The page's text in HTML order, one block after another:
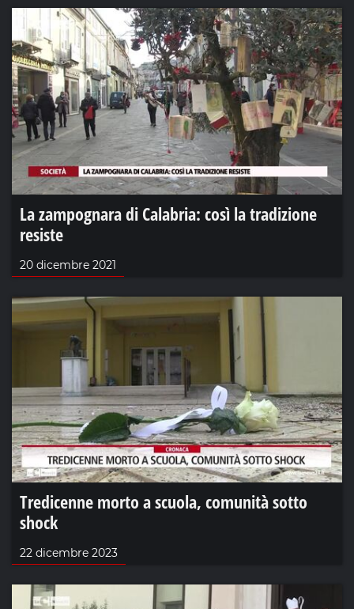
La zampognara di Calabria: così la tradizione
resiste
20 dicembre 2021
Tredicenne morto a scuola, comunità sotto
shock
22 dicembre 2023